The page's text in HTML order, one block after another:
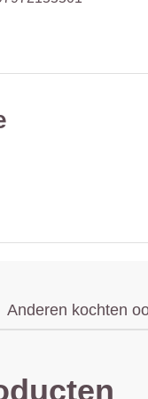
Anderen kochten